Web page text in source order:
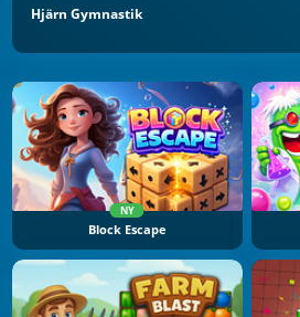
Hjärn Gymnastik
NY
Block Escape